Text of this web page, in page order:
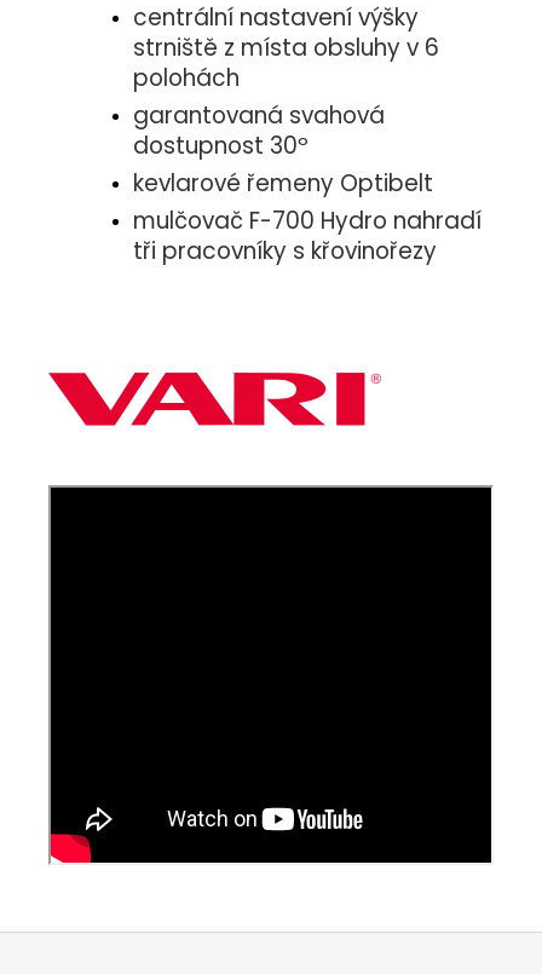
centrální nastavení výšky
strniště z místa obsluhy v 6
polohách
garantovaná svahová
dostupnost 30º
kevlarové řemeny Optibelt
mulčovač F-700 Hydro nahradí
tři pracovníky s křovinořezy
Z